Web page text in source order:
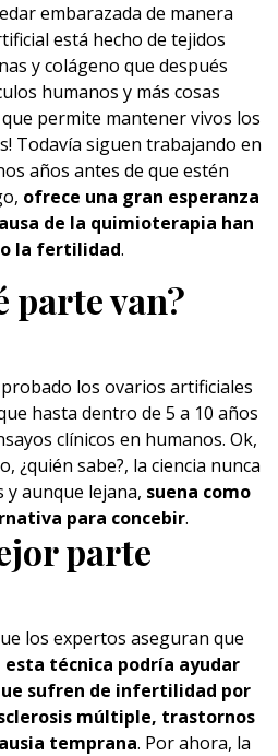
embarazada de manera
está hecho de tejidos
y colágeno que después
humanos y más cosas
permite mantener vivos los
Todavía siguen trabajando en
años antes de que estén
ofrece una gran esperanza
de la quimioterapia han
la fertilidad.
parte van?
los ovarios artificiales
hasta dentro de 5 a 10 años
clínicos en humanos. Ok,
¿quién sabe?, la ciencia nunca
aunque lejana, suena como
para concebir.
parte
los expertos aseguran que
esta técnica podría ayudar
sufren de infertilidad por
múltiple, trastornos
temprana. Por ahora, la